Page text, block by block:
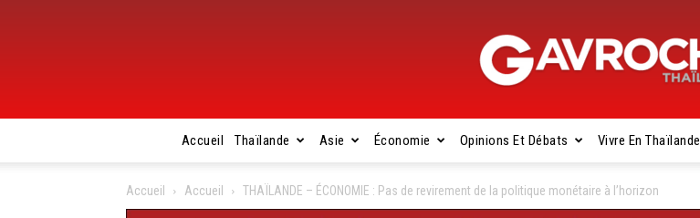
Gavroche
Accueil Thaïlande Asie Économie Opinions Et Débats Vivre En Thaïlande
Accueil Accueil THAÏLANDE – ÉCONOMIE : Pas de revirement de la politique monétaire à l’horizon